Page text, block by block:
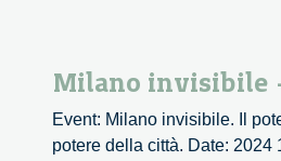
Milano invisibile
Event: Milano invisibile. Il
potere della città. Date: 2024